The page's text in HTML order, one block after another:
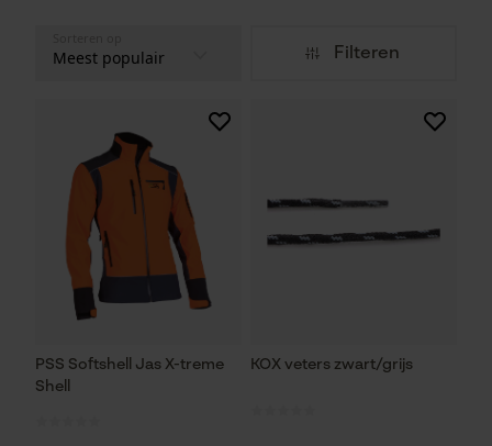
Filteren
PSS Softshell Jas X-treme
Shell
KOX veters zwart/grijs